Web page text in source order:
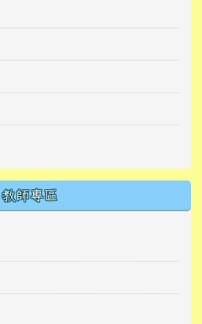
教師專區